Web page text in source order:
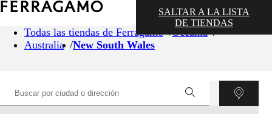
Todas las tiendas de Ferragamo
Oceanía
Australia
New South Wales
SALTAR A LA LISTA
DE TIENDAS
CARTO